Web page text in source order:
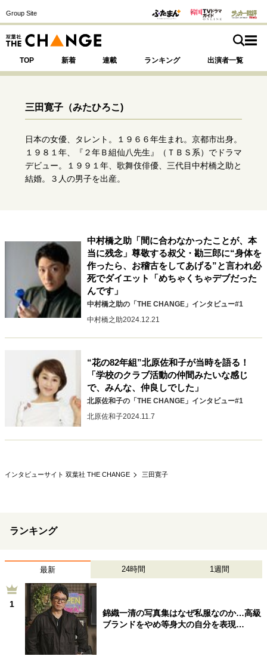
Group Site
TOP 新着 連載 ランキング 出演者一覧
SPECIAL 注目の記事テーマで探す
サイトの核・哲学
キャリア・働き方
セカンドキャリアの描き方
大人の学び直し
ファーストキャリアを拓く
夢を掴む選択
経営・ビジネス
リーダーの流儀 変革の原動力
次世代へのバトン
トップが描く未来
ライフスタイル・生き方
パートナーとの歩み方
親になるということ
病が教えてくれたこと
移住という選択
熱狂できるもの
私を彩るエッセンス
70代のグランドデザイン
三田寛子 （みたひろこ)
日本の女優、タレント。１９６６年生まれ。京都市出身。
１９８１年、『２年Ｂ組仙八先生』（ＴＢＳ系）でドラマ
デビュー。１９９１年、歌舞伎俳優、三代目中村橋之助と
結婚。３人の男子を出産。
中村橋之助「間に合わなかったことが、本
当に残念」尊敬する叔父・勘三郎に“身体を
作ったら、お稽古をしてあげる”と言われ必
死でダイエット「めちゃくちゃデブだった
んです」
中村橋之助の「THE CHANGE」インタビュー#1
中村橋之助2024.12.21
“花の82年組”北原佐和子が当時を語る！
「学校のクラブ活動の仲間みたいな感じ
で、みんな、仲良しでした」
北原佐和子の「THE CHANGE」インタビュー#1
北原佐和子2024.11.7
インタビューサイト 双葉社 THE CHANGE 三田寛子
ランキング
最新 24時間 1週間
1
錦織一清の写真集はなぜ私服なのか…高級
ブランドをやめ等身大の自分を表現…